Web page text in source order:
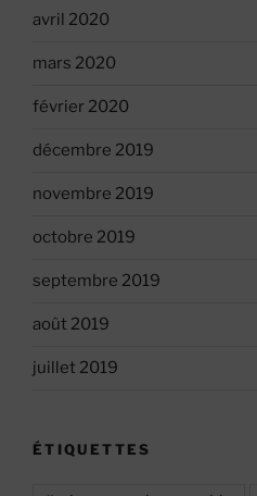
avril 2020
mars 2020
février 2020
décembre 2019
novembre 2019
octobre 2019
septembre 2019
août 2019
juillet 2019
ÉTIQUETTES